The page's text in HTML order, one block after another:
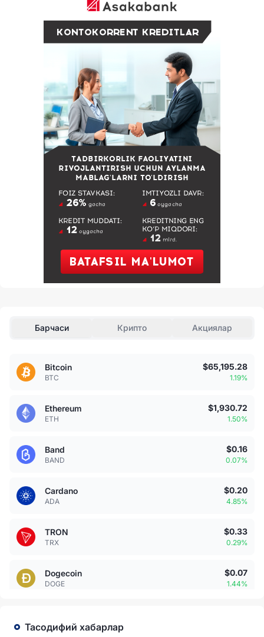
Барчаси Крипто Акциялар
Bitcoin
BTC
$65,195.28
1.19%
Ethereum
ETH
$1,930.72
1.50%
Band
BAND
$0.16
0.07%
Cardano
ADA
$0.20
4.85%
TRON
TRX
$0.33
0.29%
Dogecoin
DOGE
$0.07
1.44%
Тасодифий хабарлар